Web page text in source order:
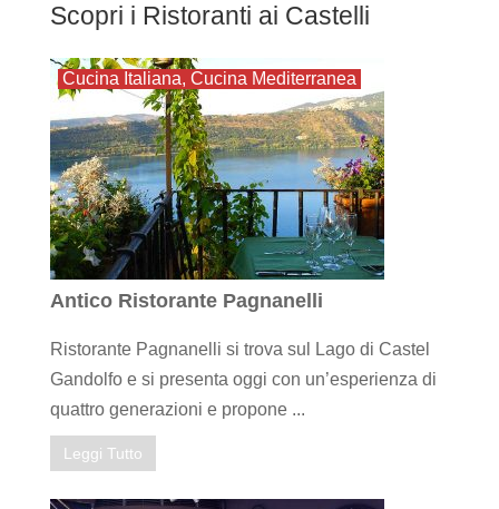
Scopri i Ristoranti ai Castelli
Cucina Italiana, Cucina Mediterranea
Antico Ristorante Pagnanelli
Ristorante Pagnanelli si trova sul Lago di Castel
Gandolfo e si presenta oggi con un’esperienza di
quattro generazioni e propone ...
Leggi Tutto